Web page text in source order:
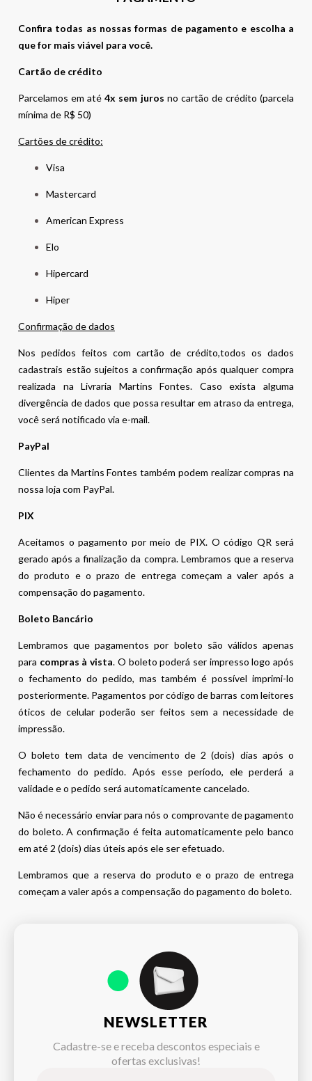
Confira todas as nossas formas de pagamento e escolha a
que for mais viável para você.
Cartão de crédito
Parcelamos em até4x sem juros no cartão de crédito (parcela
mínima de R$ 50)
Cartões de crédito:
Visa
Mastercard
American Express
Elo
Hipercard
Hiper
Confirmação de dados
Nos pedidos feitos com cartão de crédito,todos os dados
cadastrais estão sujeitos a confirmação após qualquer compra
realizada na Livraria Martins Fontes. Caso exista alguma
divergência de dados que possa resultar em atraso da entrega,
você será notificado via e-mail.
PayPal
Clientes da Martins Fontes também podem realizar compras na
nossa loja com PayPal.
PIX
Aceitamos o pagamento por meio de PIX. O código QR será
gerado após a finalização da compra. Lembramos que a reserva
do produto e o prazo de entrega começam a valer após a
compensação do pagamento.
Boleto Bancário
Lembramos que pagamentos por boleto são válidos apenas
para compras à vista. O boleto poderá ser impresso logo após
o fechamento do pedido, mas também é possível imprimi-lo
posteriormente. Pagamentos por código de barras com leitores
óticos de celular poderão ser feitos sem a necessidade de
impressão.
O boleto tem data de vencimento de 2 (dois) dias após o
fechamento do pedido. Após esse período, ele perderá a
validade e o pedido será automaticamente cancelado.
Não é necessário enviar para nós o comprovante de pagamento
do boleto. A confirmação é feita automaticamente pelo banco
em até 2 (dois) dias úteis após ele ser efetuado.
Lembramos que a reserva do produto e o prazo de entrega
começam a valer após a compensação do pagamento do boleto.
NEWSLETTER
Cadastre-se e receba descontos especiais e
ofertas exclusivas!